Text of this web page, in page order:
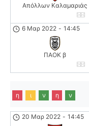
Απόλλων Καλαμαριάς
6 Μαρ 2022 - 14:45
ΠΑΟΚ β
η ι ν η ν
20 Μαρ 2022 - 14:45